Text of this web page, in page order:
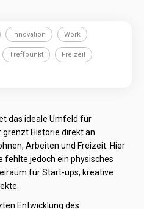
Innovation Work
Treffpunkt Freizeit
das ideale Umfeld für
Historie direkt an
Arbeiten und Freizeit. Hier
jedoch ein physisches
für Start-ups, kreative
Entwicklung des